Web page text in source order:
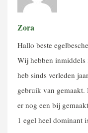
Zora
Hallo beste
Wij hebben inmiddels
heb sinds verleden
gebruik van gemaakt.
er nog een bij
1 egel heel dominant